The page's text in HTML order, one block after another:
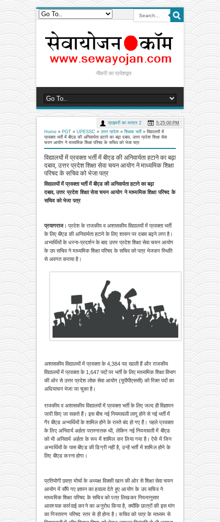
नौकरी का प्रवेशद्वार
Home » PGT » UPESSC » उत्तर प्रदेश » शिक्षक भर्ती » विद्यालयों में
प्रवक्ता भर्ती में बीएड की अनिवार्यता हटाने का बढ़ा दबाव, उत्तर प्रदेश शिक्षा सेवा
चयन आयोग ने माध्यमिक शिक्षा परिषद के सचिव को भेजा पत्र
विद्यालयों में प्रवक्ता भर्ती में बीएड की अनिवार्यता हटाने का बढ़ा
दबाव, उत्तर प्रदेश शिक्षा सेवा चयन आयोग ने माध्यमिक शिक्षा
परिषद के सचिव को भेजा पत्र
प्राइमरी का मास्टर 2 5:25:00 PM
विद्यालयों में प्रवक्ता भर्ती में बीएड की अनिवार्यता हटाने का बढ़ा
दबाव, उत्तर प्रदेश शिक्षा सेवा चयन आयोग ने माध्यमिक शिक्षा परिषद के
सचिव को भेजा पत्र
प्रयागराज। प्रदेश के राजकीय व अशासकीय विद्यालयों में प्रवक्ता भर्ती
के लिए बीएड की अनिवार्यता हटाने के लिए शासन पर दबाव बढ़ने लगा है।
अभ्यर्थियों के धरना-प्रदर्शन के बाद उत्तर प्रदेश शिक्षा सेवा चयन आयोग
के उप सचिव ने माध्यमिक शिक्षा परिषद के सचिव को पत्र भेजकर स्थिति
से अवगत कराया है।
अशासकीय विद्यालयों में प्रवक्ता के 4,384 पद खाली हैं और राजकीय
विद्यालयों में प्रवक्ता के 1,647 पदों पर भर्ती के लिए माध्यमिक शिक्षा विभाग
की ओर से उत्तर प्रदेश लोक सेवा आयोग (यूपीपीएससी) को रिक्त पदों का
अधियाचन भेजा जा चुका है।
राजकीय व अशासकीय विद्यालयों में प्रवक्ता भर्ती के लिए जल्द ही विज्ञापन
जारी किए जा सकते हैं। इस बीच नई नियमावली लागू होने से नई भर्ती में
गैर बीएड अभ्यर्थियों के शामिल होने के रास्ते बंद हो गए हैं। पहले प्रवक्ता
के लिए अनिवार्य अर्हता परास्नातक थी, लेकिन नई नियमावली में बीएड
को भी अनिवार्य अर्हता के रूप में शामिल कर लिया गया है। ऐसे में जिन
अभ्यर्थियों के पास बीएड की डिग्री नहीं है, उन्हें भर्ती में शामिल होने के
लिए बीएड करना होगा।
प्रतियोगी छात्र मोर्चा के अध्यक्ष विक्की खान की ओर से शिक्षा सेवा चयन
आयोग में सौंपे गए ज्ञापनका हवाला देते हुए आयोग के उप सचिव ने
माध्यमिक शिक्षा परिषद के सचिव को पत्र लिखकर नियमानुसार
आवश्यक कार्रवाई करने का अनुरोध किया है, क्योंकि छात्रों की इस मांग
का निस्तारण परिषद स्तर से ही होना है।सचिव को पत्र के माध्यम से